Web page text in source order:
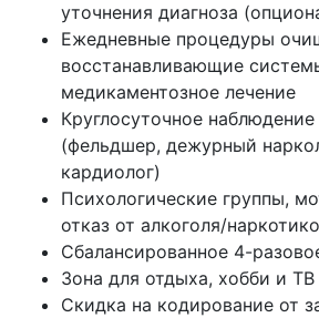
уточнения диагноза
Ежедневные процедуры
восстанавливающие
медикаментозное лечение
Круглосуточное
(фельдшер, дежурный
кардиолог)
Психологические группы,
отказ от алкоголя/
Сбалансированное 4-
Зона для отдыха, хобби и ТВ
Скидка на кодирование от